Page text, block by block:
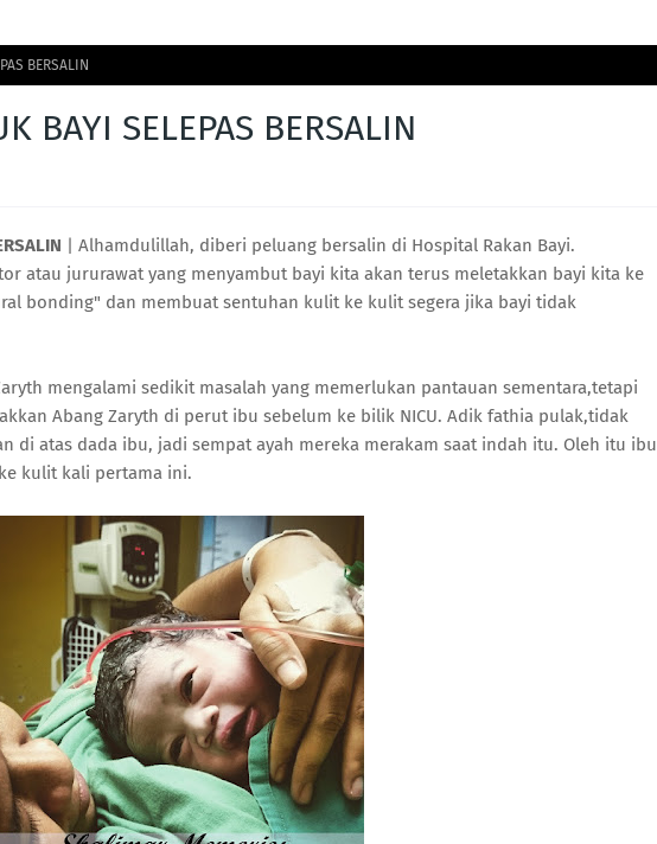
BERSALIN
BAYI SELEPAS BERSALIN
| Alhamdulillah, diberi peluang bersalin di Hospital Rakan Bayi.
atau jururawat yang menyambut bayi kita akan terus meletakkan bayi kita ke
bonding" dan membuat sentuhan kulit ke kulit segera jika bayi tidak
mengalami sedikit masalah yang memerlukan pantauan sementara,tetapi
Abang Zaryth di perut ibu sebelum ke bilik NICU. Adik fathia pulak,tidak
di atas dada ibu, jadi sempat ayah mereka merakam saat indah itu. Oleh itu ibu
kulit kali pertama ini.